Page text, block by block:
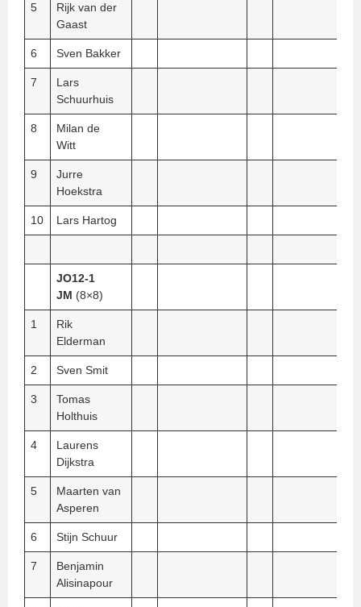
5
Rijk van der
Gaast
6 Sven Bakker
7
Lars
Schuurhuis
8
Milan de
Witt
9
Jurre
Hoekstra
10 Lars Hartog
JO12-1
JM (8×8)
1
Rik
Elderman
2 Sven Smit
3
Tomas
Holthuis
4
Laurens
Dijkstra
5
Maarten van
Asperen
6 Stijn Schuur
7
Benjamin
Alisinapour